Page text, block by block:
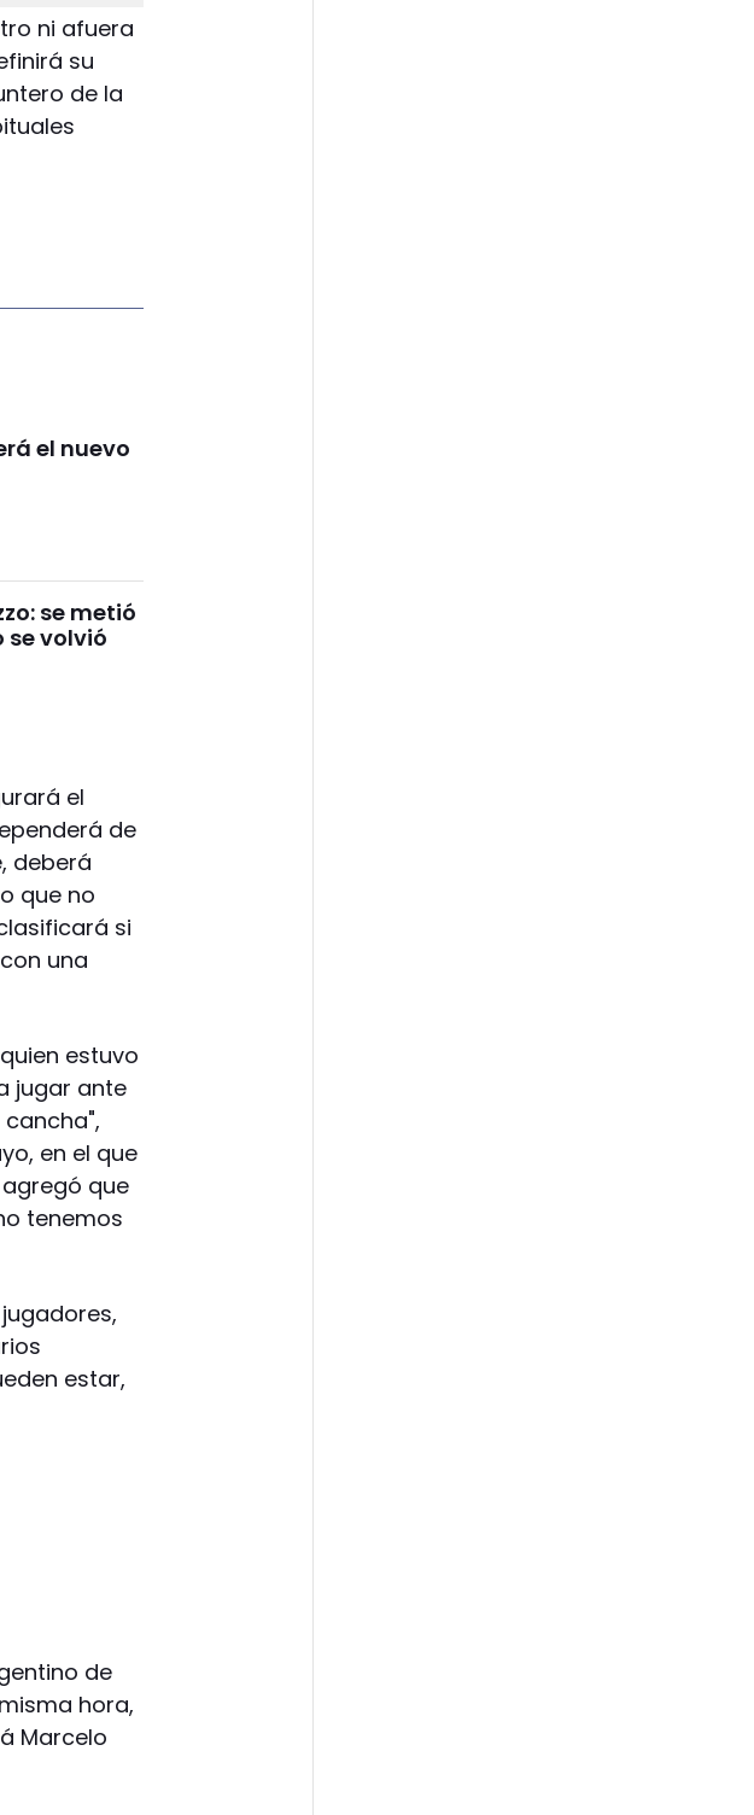
ni afuera
su
de la
el nuevo
se metió
se volvió
el
de
deberá
que no
si
una
estuvo
jugar ante
en el que
que
tenemos
estar,
de
hora,
Marcelo